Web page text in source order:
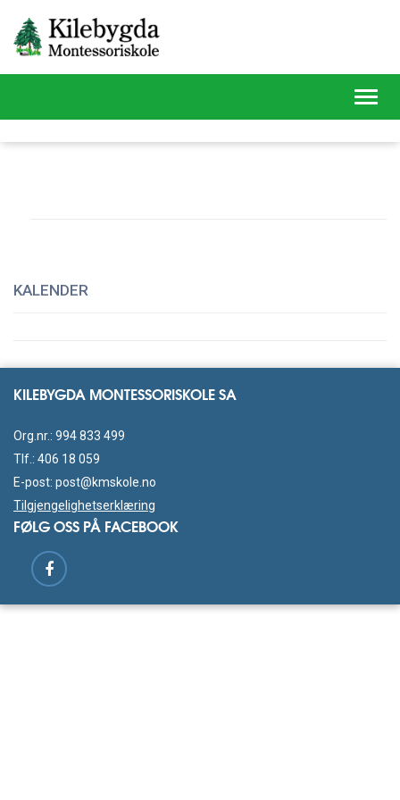
KALENDER
KILEBYGDA MONTESSORISKOLE SA
Org.nr.: 994 833 499
Tlf.: 406 18 059
E-post: post@kmskole.no
Tilgjengelighetserklæring
FØLG OSS PÅ FACEBOOK